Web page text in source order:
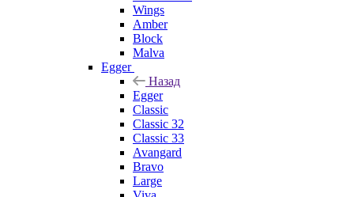
Wings
Amber
Block
Malva
Egger
Назад
Egger
Classic
Classic 32
Classic 33
Avangard
Bravo
Large